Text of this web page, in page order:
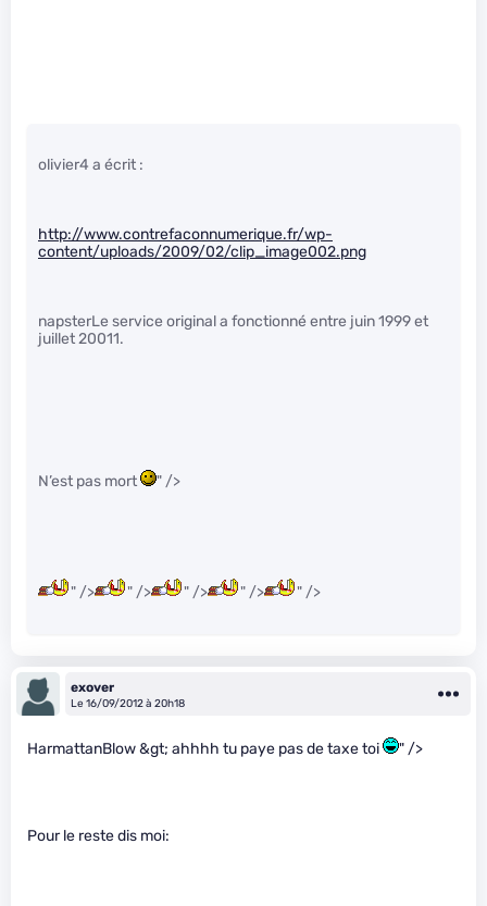
olivier4 a écrit :
http://www.contrefaconnumerique.fr/wp-
content/uploads/2009/02/clip_image002.png
napsterLe service original a fonctionné entre juin 1999 et
juillet 20011.
N’est pas mort " />
" /> " /> " /> " /> " />
exover
Le 16/09/2012 à 20h18
HarmattanBlow &gt; ahhhh tu paye pas de taxe toi " />
Pour le reste dis moi: